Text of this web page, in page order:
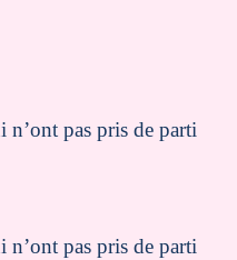
n’ont pas pris de parti
n’ont pas pris de parti